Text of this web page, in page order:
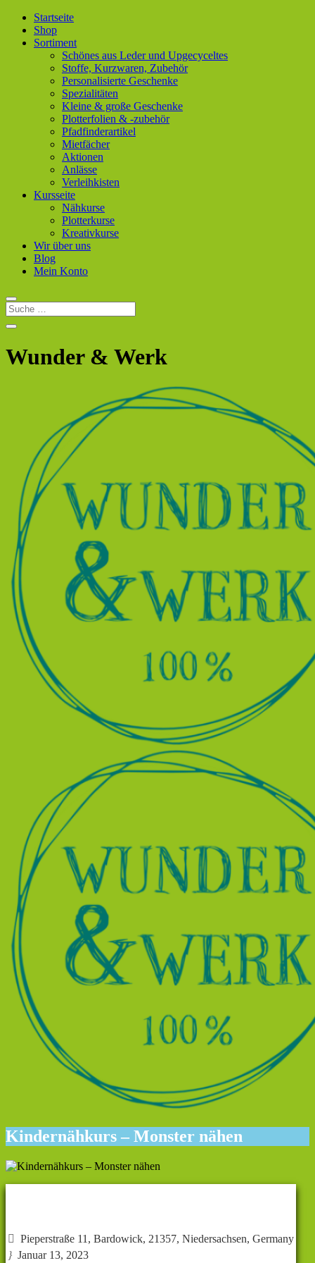
Startseite
Shop
Sortiment
Schönes aus Leder und Upgecyceltes
Stoffe, Kurzwaren, Zubehör
Personalisierte Geschenke
Spezialitäten
Kleine & große Geschenke
Plotterfolien & -zubehör
Pfadfinderartikel
Mietfächer
Aktionen
Anlässe
Verleihkisten
Kursseite
Nähkurse
Plotterkurse
Kreativkurse
Wir über uns
Blog
Mein Konto
Wunder & Werk
Kindernähkurs – Monster nähen
 Pieperstraße 11, Bardowick, 21357, Niedersachsen, Germany
} Januar 13, 2023